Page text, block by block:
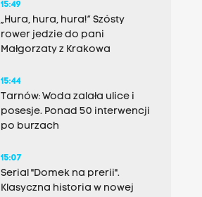
15:49
„Hura, hura, hura!” Szósty
rower jedzie do pani
Małgorzaty z Krakowa
15:44
Tarnów: Woda zalała ulice i
posesje. Ponad 50 interwencji
po burzach
15:07
Serial "Domek na prerii".
Klasyczna historia w nowej